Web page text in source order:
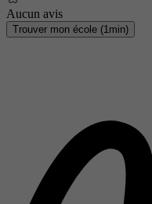
Aucun avis
Trouver mon école (1min)